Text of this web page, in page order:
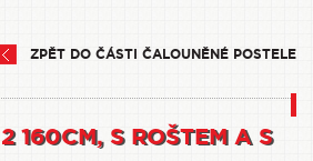
ZPĚT DO ČÁSTI ČALOUNĚNÉ POSTELE
160CM, S ROŠTEM A S